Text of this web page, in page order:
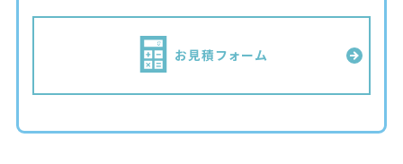
お見積フォーム